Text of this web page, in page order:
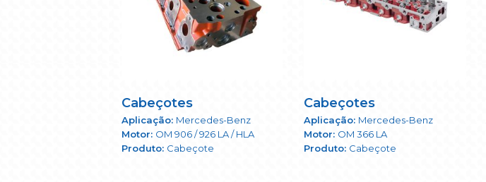
Cabeçotes
Mercedes-Benz
OM 906 / 926 LA / HLA
Cabeçote
Cabeçotes
Mercedes-Benz
OM 366 LA
Cabeçote